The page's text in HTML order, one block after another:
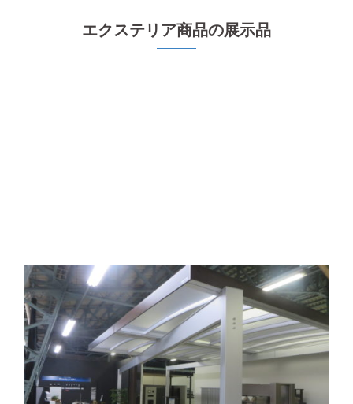
エクステリア商品の展示品